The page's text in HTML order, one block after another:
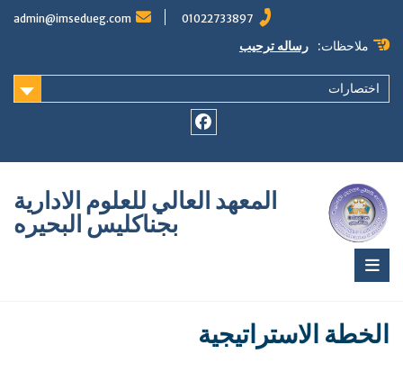
content
01022733897
admin@imsedueg.com
ملاحظات: رساله ترحيب
اختصارات
المعهد العالي للعلوم الادارية
بجناكليس البحيره
الخطة الاستراتيجية